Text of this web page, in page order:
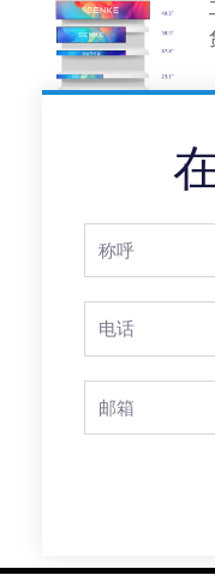
Name
Phone
Email